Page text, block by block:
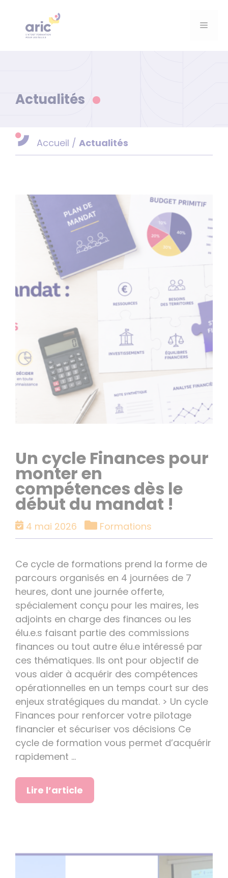
contenu
Menu
Actualités
Accueil / Actualités
Un cycle Finances pour
monter en
compétences dès le
début du mandat !
4 mai 2026 Catégories
Formations
Ce cycle de formations prend la forme de
parcours organisés en 4 journées de 7
heures, dont une journée offerte,
spécialement conçu pour les maires, les
adjoints en charge des finances ou les
élu.e.s faisant partie des commissions
finances ou tout autre élu.e intéressé par
ces thématiques. Ils ont pour objectif de
vous aider à acquérir des compétences
opérationnelles en un temps court sur des
enjeux stratégiques du mandat. > Un cycle
Finances pour renforcer votre pilotage
financier et sécuriser vos décisions Ce
cycle de formation vous permet d’acquérir
rapidement …
Lire l’article